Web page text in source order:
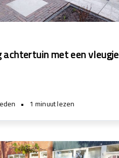
achtertuin met een vleugje
• 1 minuut lezen